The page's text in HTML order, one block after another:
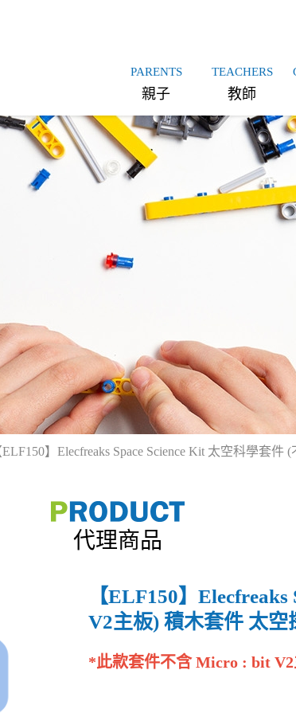
PARENTS
親子
TEACHERS
教師
ELF150】Elecfreaks Space Science Kit 太空科學套
代理商品
【ELF150】
V2主板) 積木套件 太
*此款套件不含 Micro : bit